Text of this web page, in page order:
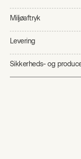
Miljøaftryk
Levering
Sikkerheds- og